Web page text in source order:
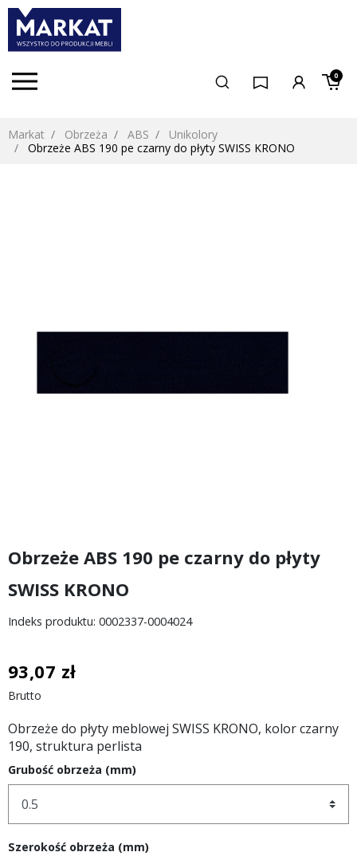
0
Markat Obrzeża ABS
Unikolory
Obrzeże ABS 190 pe czarny do płyty SWISS KRONO
Obrzeże ABS 190 pe czarny do płyty
SWISS KRONO
Indeks produktu: 0002337-0004024
93,07 zł
Brutto
Obrzeże do płyty meblowej SWISS KRONO, kolor czarny
190, struktura perlista
Grubość obrzeża (mm)
Szerokość obrzeża (mm)